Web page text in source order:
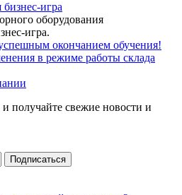
игра
оборудования
игра.
окончанием обучения!
в режиме работы склада
получайте свежие новости и